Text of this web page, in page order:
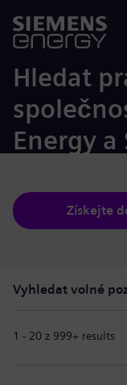
Hledat
Energy a
Získejte
Vyhledat volné
1 - 20 z 999+ results